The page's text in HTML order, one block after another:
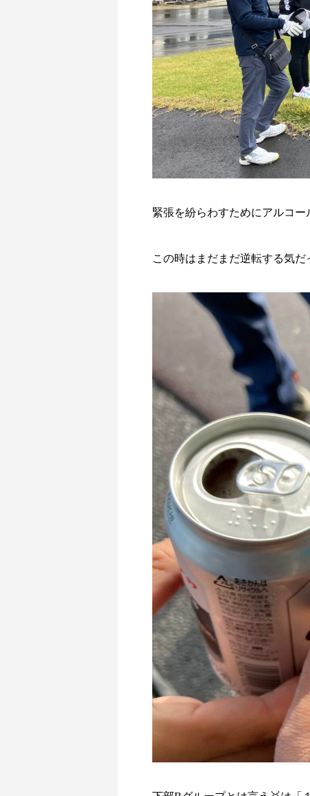
緊張を紛らわすためにアルコ
この時はまだまだ逆転する気